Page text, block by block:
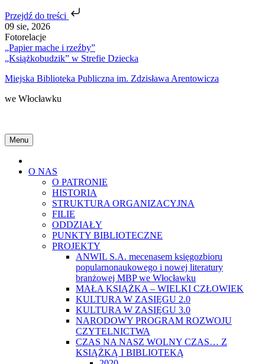
Przejdź do treści
Skip
to
content
09 sie, 2026
Fotorelacje
„Papier mache i rzeźby”
„Książkobudzik” w Strefie Dziecka
Miejska Biblioteka Publiczna im. Zdzisława Arentowicza
we Włocławku
Menu
O NAS
O PATRONIE
HISTORIA
STRUKTURA ORGANIZACYJNA
FILIE
ODDZIAŁY
PUNKTY BIBLIOTECZNE
PROJEKTY
ANWIL S.A. mecenasem księgozbioru
popularnonaukowego i nowej literatury
branżowej MBP we Włocławku
MAŁA KSIĄŻKA – WIELKI CZŁOWIEK
KULTURA W ZASIĘGU 2.0
KULTURA W ZASIĘGU 3.0
NARODOWY PROGRAM ROZWOJU
CZYTELNICTWA
CZAS NA NASZ WOLNY CZAS… Z
KSIĄŻKĄ I BIBLIOTEKĄ